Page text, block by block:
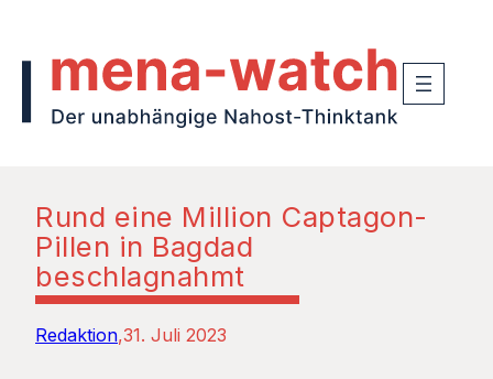
Rund eine Million Captagon-
Pillen in Bagdad
beschlagnahmt
Redaktion 31. Juli 2023